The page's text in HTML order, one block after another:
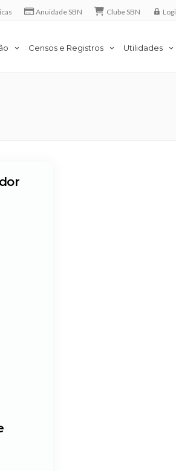
Anuidade SBN Clube SBN
Censos e Registros Utilidades